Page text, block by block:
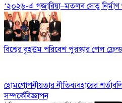
‘২০২৬-এ গজারিয়া–মতলব সেতু
বিশ্বের বৃহত্তম পরিবেশ পুরস্কার পেল
হোমগোপনীয়তার নীতিব্যবহারের
সম্পর্কেবিজ্ঞাপন